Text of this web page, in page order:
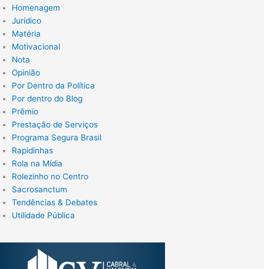
Homenagem
Jurídico
Matéria
Motivacional
Nota
Opinião
Por Dentro da Política
Por dentro do Blog
Prêmio
Prestação de Serviços
Programa Segura Brasil
Rapidinhas
Rola na Mídia
Rolezinho no Centro
Sacrosanctum
Tendências & Debates
Utilidade Pública